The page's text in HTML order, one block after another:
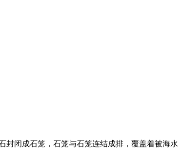
封闭成石笼，石笼与石笼连结成排，覆盖着被海水